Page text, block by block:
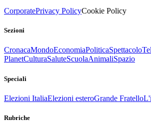
CorporatePrivacy PolicyCookie Policy
Sezioni
CronacaMondoEconomiaPoliticaSpettacolo
PlanetCulturaSaluteScuolaAnimaliSpazio
Speciali
Elezioni ItaliaElezioni esteroGrande Fratello
Rubriche